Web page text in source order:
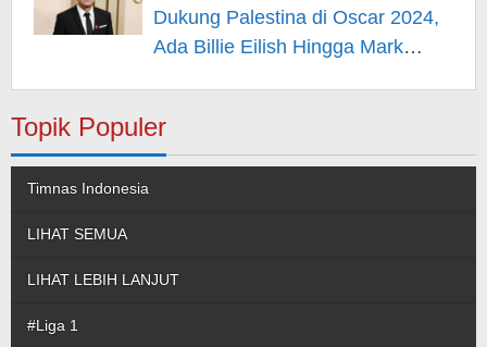
Dukung Palestina di Oscar 2024,
Ada Billie Eilish Hingga Mark
Topik Populer
Timnas Indonesia
LIHAT SEMUA
LIHAT LEBIH LANJUT
#Liga 1